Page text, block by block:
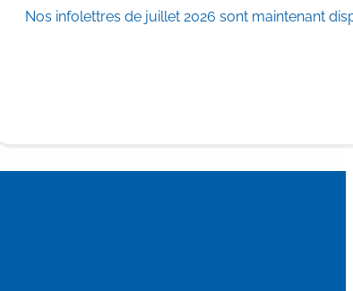
to list…
Nos infolettres de juillet 2026 sont maintenant